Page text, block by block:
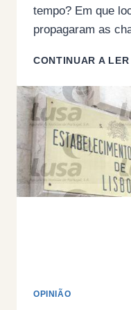
tempo? Em que
propagaram as
CONTINUAR A LER
–
OPINIÃO